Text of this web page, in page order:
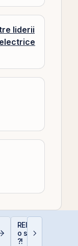
liderii
REIT-urile
o supapă pentru
?!